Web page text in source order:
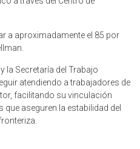
a aproximadamente el 85 por
la Secretaría del Trabajo
atendiendo a trabajadores de
facilitando su vinculación
aseguren la estabilidad del